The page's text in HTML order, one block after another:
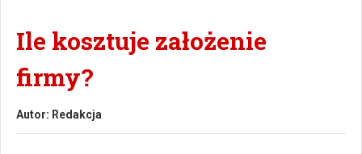
Ile kosztuje założenie
firmy?
Autor: Redakcja